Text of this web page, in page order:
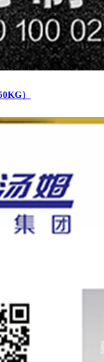
）